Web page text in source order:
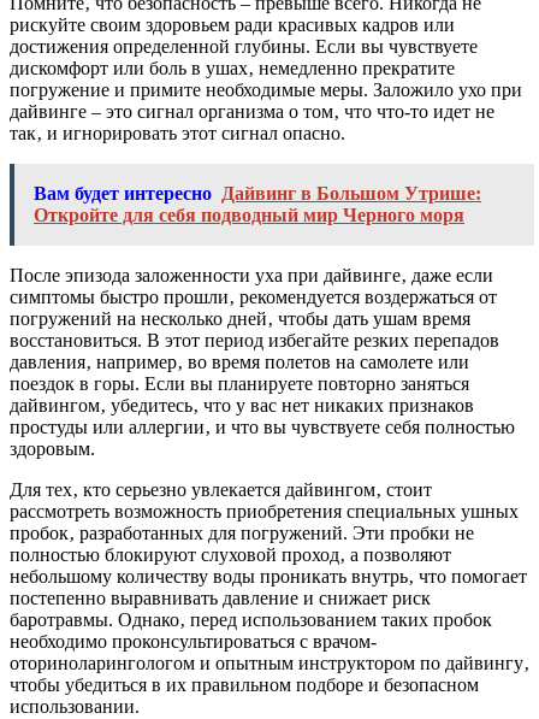
рискуйте своим здоровьем ради красивых кадров или
достижения определенной глубины. Если вы чувствуете
дискомфорт или боль в ушах‚ немедленно прекратите
погружение и примите необходимые меры. Заложило ухо при
дайвинге – это сигнал организма о том‚ что что-то идет не
так‚ и игнорировать этот сигнал опасно.
Вам будет интересно Дайвинг в Большом Утрише:
Откройте для себя подводный мир Черного моря
После эпизода заложенности уха при дайвинге‚ даже если
симптомы быстро прошли‚ рекомендуется воздержаться от
погружений на несколько дней‚ чтобы дать ушам время
восстановиться. В этот период избегайте резких перепадов
давления‚ например‚ во время полетов на самолете или
поездок в горы. Если вы планируете повторно заняться
дайвингом‚ убедитесь‚ что у вас нет никаких признаков
простуды или аллергии‚ и что вы чувствуете себя полностью
здоровым.
Для тех‚ кто серьезно увлекается дайвингом‚ стоит
рассмотреть возможность приобретения специальных ушных
пробок‚ разработанных для погружений. Эти пробки не
полностью блокируют слуховой проход‚ а позволяют
небольшому количеству воды проникать внутрь‚ что помогает
постепенно выравнивать давление и снижает риск
баротравмы. Однако‚ перед использованием таких пробок
необходимо проконсультироваться с врачом-
оториноларингологом и опытным инструктором по дайвингу‚
чтобы убедиться в их правильном подборе и безопасном
использовании.